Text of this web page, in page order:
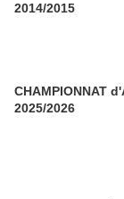
2014/2015
CHAMPIONNAT
2025/2026